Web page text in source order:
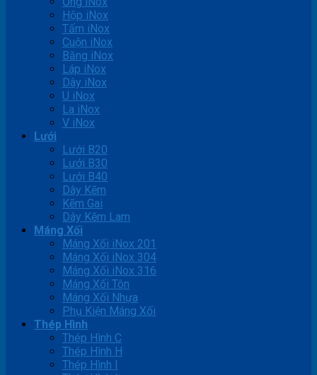
Hộp iNox
Tấm iNox
Cuộn iNox
Băng iNox
Láp iNox
Dây iNox
U iNox
La iNox
V iNox
Lưới
Lưới B20
Lưới B30
Lưới B40
Dây Kẽm
Kẽm Gai
Dây Kẽm Lam
Máng Xối
Máng Xối iNox 201
Máng Xối iNox 304
Máng Xối iNox 316
Máng Xối Tôn
Máng Xối Nhựa
Phụ Kiện Máng Xối
Thép Hình
Thép Hình C
Thép Hình H
Thép Hình I